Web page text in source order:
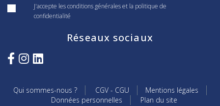
J'accepte les conditions générales et la politique de
confidentialité
Réseaux sociaux
Qui sommes-nous ? CGV - CGU
Mentions légales
Données personnelles
Plan du site